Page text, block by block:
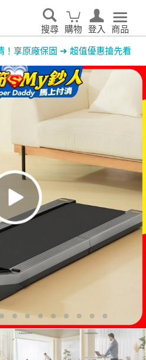
搜尋 購物 登入 商品
！享原廠保固 ➔ 超值優惠搶先看